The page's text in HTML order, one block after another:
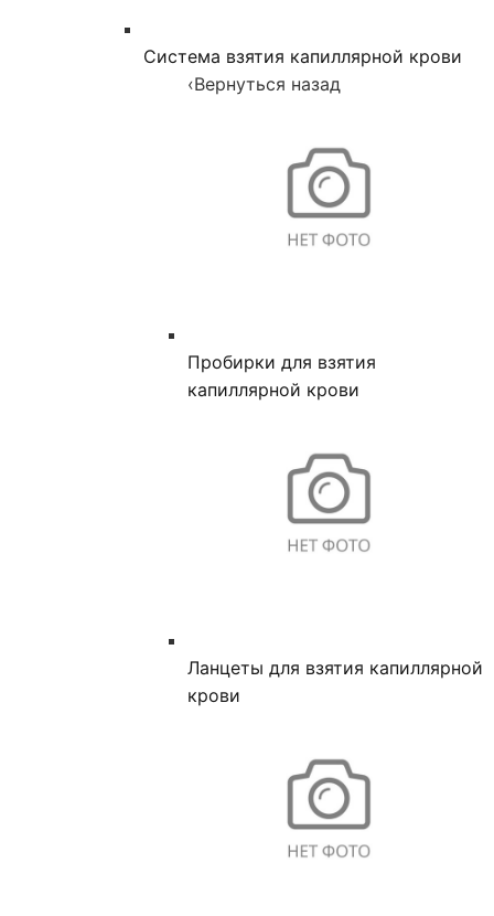
Система взятия капиллярной крови
‹Вернуться назад
Пробирки для взятия
капиллярной крови
Ланцеты для взятия капиллярной
крови